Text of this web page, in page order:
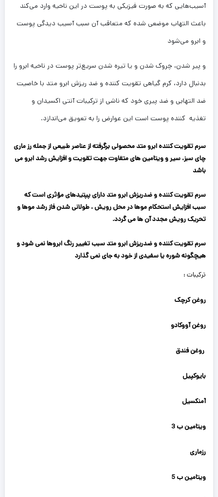
آسیب‌هایی که به صورت فیزیکی به پوست در این ناحیه وارد می‌کند
باعث التهاب موضعی شده که متعاقب آن سبب آسیب دیدگی پوست
و ابرو می‌شود
و پیر شدن، چروک شدن و یا تیره شدن سریع‌تر پوست در ناحیه ابرو را
بدنبال دارد، کرم گیاهی تقویت کننده و ضد ریزش ابرو متد با خاصیت
ضد التهابی و ضد پیری خود که ناشی از ترکیبات آنتی اکسیدان و
تغذیه کننده پوست است این عوارض را به تعویق می‌اندازد.
سرم تقویت کننده ابرو متد محصولی برگرفته از عناصر طبیعی از جمله رز ماری
چای سبز، سیر و ویتامین های متفاوت جهت تقویت و افزایش رشد ابرو می
باشد
سرم تقویت کننده و ضدریزش ابرو متد دارای پپتیدهای مؤثری است که
سبب افزایش استحکام موها در محل رویش ، طولانی شدن فاز رشد موها و
تحریک رویش مجدد آن ها می گردد.
سرم تقویت کننده و ضدریزش ابرو متد سبب تغییر رنگ ابروها نمی شود و
هیچگونه شوره یا سفیدی از خود به جای نمی گذارد
ترکیبات :
روغن کرچک
روغن آووکادو
روغن فندق
بایوکپیل
آمنکسیل
ویتامین ب 3
رزماری
ویتامین ب 5